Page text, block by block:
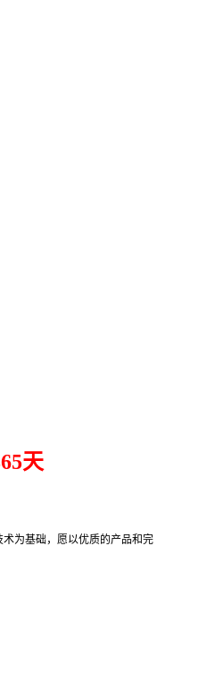
天
为基础，愿以优质的产品和完